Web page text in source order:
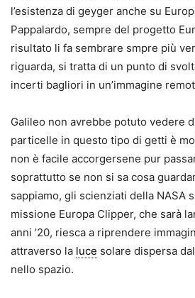
l’esistenza di geyger anche su
Pappalardo, sempre del progetto
risultato li fa sembrare smpre più
riguarda, si tratta di un punto di
incerti bagliori in un’immagine
Galileo non avrebbe potuto vedere
particelle in questo tipo di getti è
non è facile accorgersene pur
soprattutto se non si sa cosa
sappiamo, gli scienziati della NASA
missione Europa Clipper, che sarà
anni ’20, riesca a riprendere
attraverso la luce solare dispersa
nello spazio.